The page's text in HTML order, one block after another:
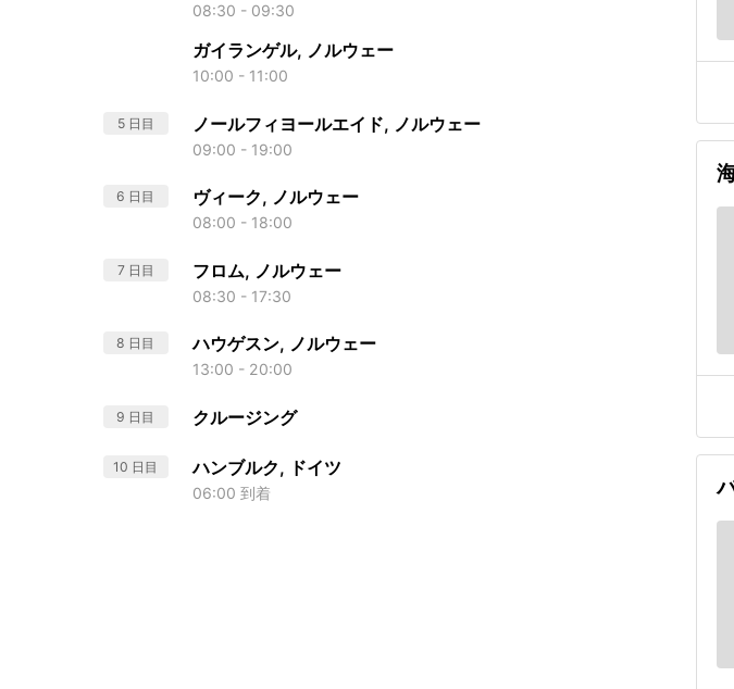
08:30 - 09:30
ガイランゲル, ノルウェー
10:00 - 11:00
5 日目 ノールフィヨールエイド, ノルウェー
09:00 - 19:00
6 日目 ヴィーク, ノルウェー
08:00 - 18:00
7 日目 フロム, ノルウェー
08:30 - 17:30
8 日目 ハウゲスン, ノルウェー
13:00 - 20:00
9 日目 クルージング
10 日目 ハンブルク, ドイツ
06:00 到着